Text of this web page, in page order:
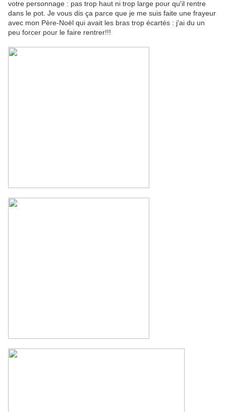
votre personnage : pas trop haut ni trop large pour qu'il rentre
dans le pot. Je vous dis ça parce que je me suis faite une frayeur
avec mon Père-Noël qui avait les bras trop écartés : j'ai du un
peu forcer pour le faire rentrer!!!